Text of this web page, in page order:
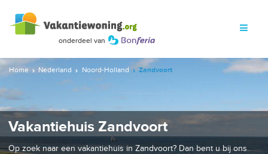
Home Nederland Noord-Holland Zandvoort
Vakantiehuis Zandvoort
Op zoek naar een vakantiehuis in Zandvoort? Dan bent u bij ons